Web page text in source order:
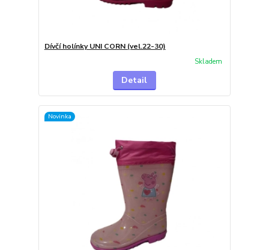
Dívčí holínky UNI CORN (vel.22-30)
Skladem
Detail
Novinka